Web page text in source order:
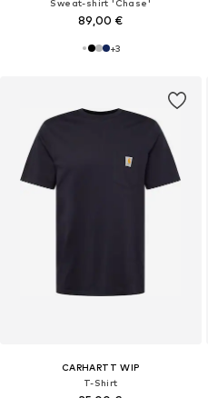
Sweat-shirt 'Chase'
89,00 €
+3
CARHARTT WIP
T-Shirt